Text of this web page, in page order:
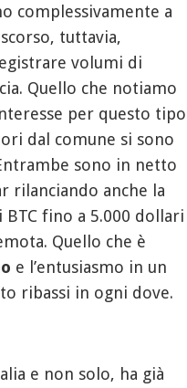
complessivamente a
tuttavia,
volumi di
Quello che notiamo
per questo tipo
dal comune si sono
sono in netto
rilanciando anche la
fino a 5.000 dollari
Quello che è
e l’entusiasmo in un
ribassi in ogni dove.
e non solo, ha già